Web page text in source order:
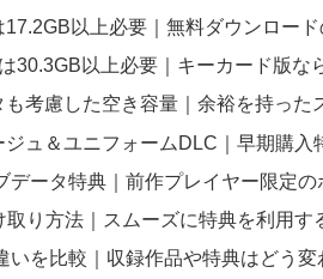
17.2GB以上必要｜無料ダウンロー
30.3GB以上必要｜キーカード版な
も考慮した空き容量｜余裕を持った
ジュ＆ユニフォームDLC｜早期購入
データ特典｜前作プレイヤー限定の
取り方法｜スムーズに特典を利用す
いを比較｜収録作品や特典はどう変